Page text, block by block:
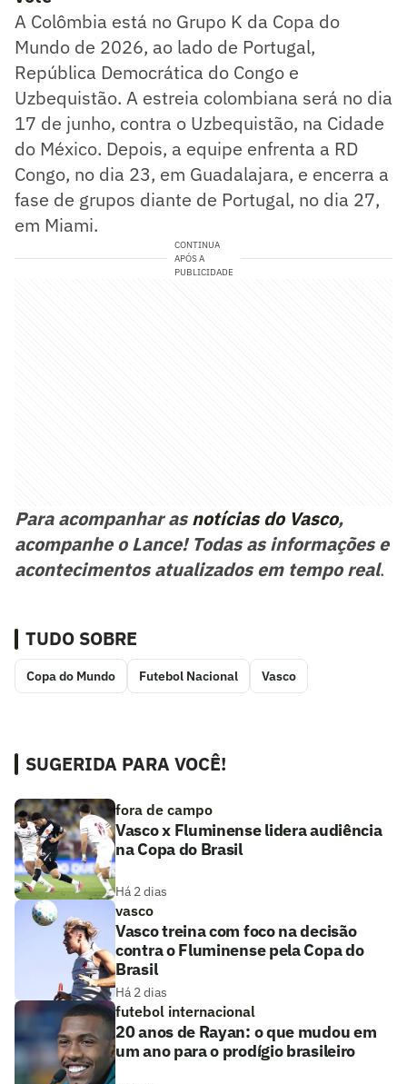
A Colômbia está no Grupo K da Copa do
Mundo de 2026, ao lado de Portugal,
República Democrática do Congo e
Uzbequistão. A estreia colombiana será no dia
17 de junho, contra o Uzbequistão, na Cidade
do México. Depois, a equipe enfrenta a RD
Congo, no dia 23, em Guadalajara, e encerra a
fase de grupos diante de Portugal, no dia 27,
em Miami.
CONTINUA
APÓS A
PUBLICIDADE
Para acompanhar asnotícias do Vasco,
acompanhe o Lance! Todas as informações e
acontecimentos atualizados em tempo real.
TUDO SOBRE
Copa do Mundo Futebol Nacional Vasco
SUGERIDA PARA VOCÊ!
fora de campo
Vasco x Fluminense lidera audiência
na Copa do Brasil
Há 2 dias
vasco
Vasco treina com foco na decisão
contra o Fluminense pela Copa do
Brasil
Há 2 dias
futebol internacional
20 anos de Rayan: o que mudou em
um ano para o prodígio brasileiro